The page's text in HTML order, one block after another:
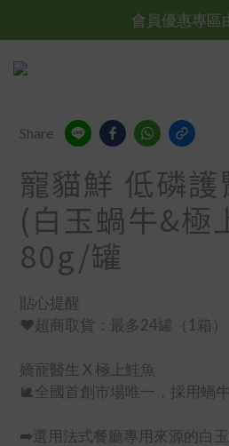
台灣滿NT$全館滿1200免運
台灣滿NT$全館滿1200免運
Share
寵貓鮮 低磷
(白玉蝸牛&極
80g/罐
貼心提醒
❤️超商取貨：最多24罐（1箱）
嬌寵醫生 X 極上鮭魚
🐌全國首創市場唯一，採用蝸
➡️選用法式餐廳專用來源的白